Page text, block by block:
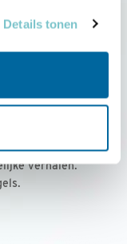
Details tonen
per jaar
met
verhalen.